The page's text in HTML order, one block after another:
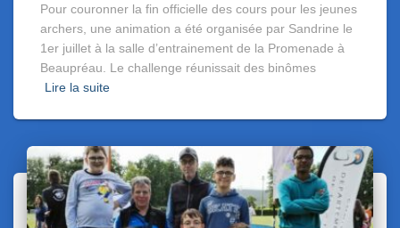
Pour couronner la fin officielle des cours pour les jeunes
archers, une animation a été organisée par Sandrine le
1er juillet à la salle d’entrainement de la Promenade à
Beaupréau. Le challenge réunissait des binômes
Lire la suite